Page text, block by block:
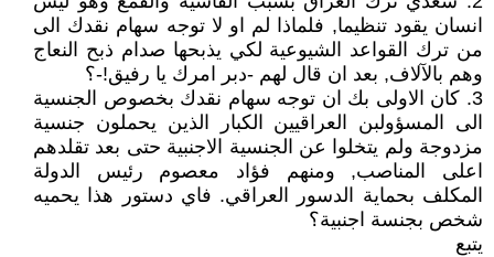
انسان يقود تنظيما, فلماذا لم او لا توجه سهام نقدك الى
من ترك القواعد الشيوعية لكي يذبحها صدام ذبح النعاج
وهم بالآلاف, بعد ان قال لهم -دبر امرك يا رفيق!-؟
3. كان الاولى بك ان توجه سهام نقدك بخصوص الجنسية
الى المسؤولبن العراقيين الكبار الذين يحملون جنسية
مزدوجة ولم يتخلوا عن الجنسية الاجنبية حتى بعد تقلدهم
اعلى المناصب, ومنهم فؤاد معصوم رئيس الدولة
المكلف بحماية الدسور العراقي. فاي دستور هذا يحميه
شخص بجنسة اجنبية؟
يتبع